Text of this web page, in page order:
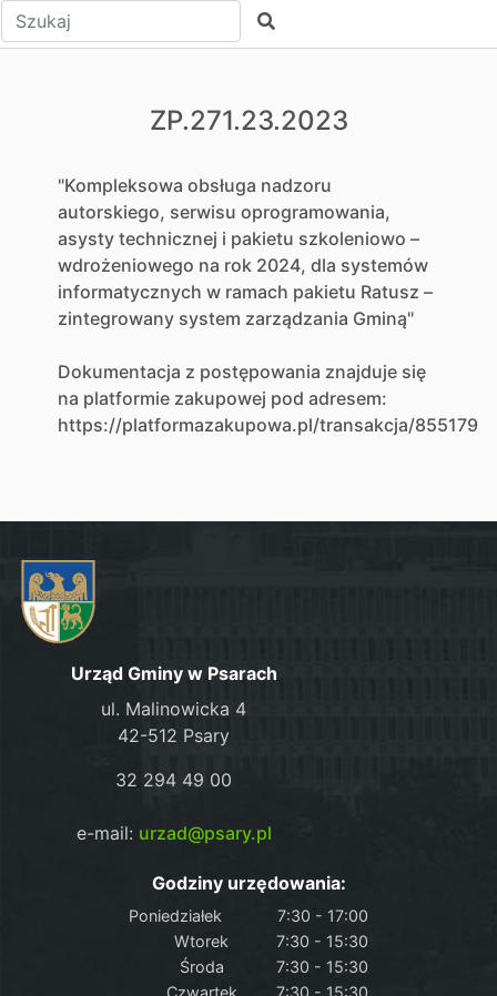
Wpisz tekst do wyszukania Szukaj
ZP.271.23.2023
"Kompleksowa obsługa nadzoru
autorskiego, serwisu oprogramowania,
asysty technicznej i pakietu szkoleniowo –
wdrożeniowego na rok 2024, dla systemów
informatycznych w ramach pakietu Ratusz –
zintegrowany system zarządzania Gminą"
Dokumentacja z postępowania znajduje się
na platformie zakupowej pod adresem:
https://platformazakupowa.pl/transakcja/855179
Urząd Gminy w Psarach
ul. Malinowicka 4
42-512 Psary
32 294 49 00
e-mail: urzad@psary.pl
Godziny urzędowania:
Poniedziałek
7:30 - 17:00
Wtorek
7:30 - 15:30
Środa
7:30 - 15:30
Czwartek
7:30 - 15:30